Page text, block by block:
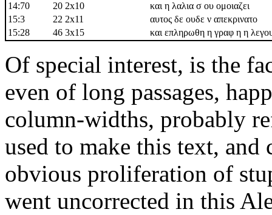
14:70
20 2x10
και η λαλια σ ου ομοιαζει
15:3
22 2x11
αυτος δε ουδε ν απεκρινατο
15:28
46 3x15 και επληρωθη η γραφ η η
Of special interest, is the
even of long passages,
column-widths, probably
used to make this text,
obvious proliferation of
went uncorrected in this